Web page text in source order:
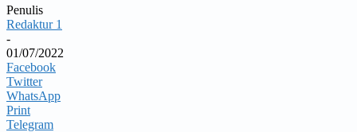
Penulis
Redaktur 1
-
01/07/2022
Facebook
Twitter
WhatsApp
Print
Telegram